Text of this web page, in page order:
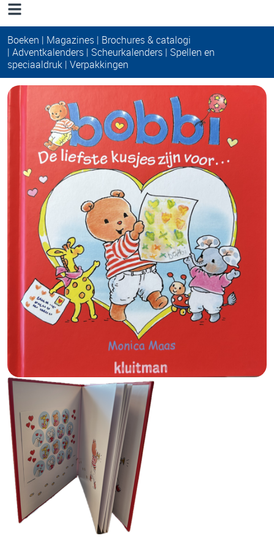
Boeken | Magazines | Brochures & catalogi
| Adventkalenders | Scheurkalenders | Spellen en
speciaaldruk | Verpakkingen